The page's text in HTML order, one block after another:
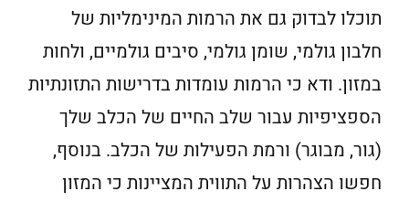
תוכלו לבדוק גם את הרמות המינימליות של
חלבון גולמי, שומן גולמי, סיבים גולמיים, ולחות
במזון. ודא כי הרמות עומדות בדרישות התזונתיות
הספציפיות עבור שלב החיים של הכלב שלך
(גור, מבוגר) ורמת הפעילות של הכלב. בנוסף,
חפשו הצהרות על התווית המציינות כי המזון